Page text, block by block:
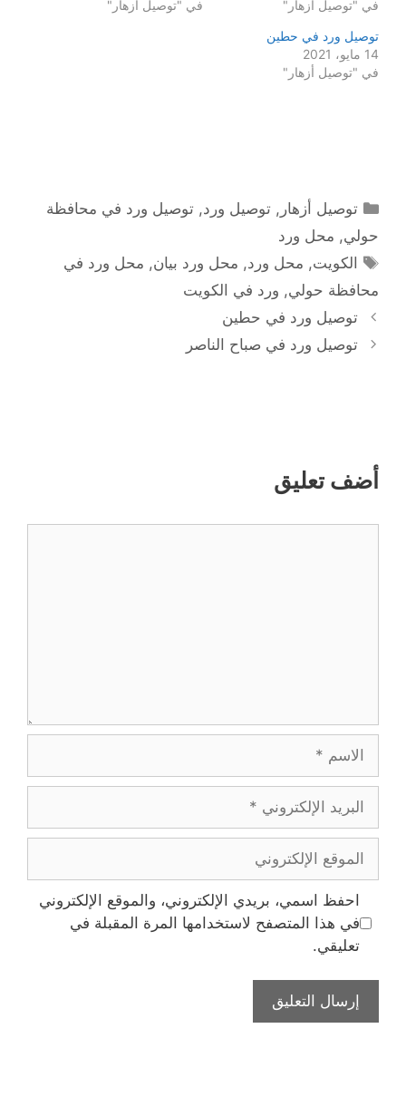
في "توصيل أزهار"
في "توصيل أزهار"
توصيل ورد في حطين
14 مايو، 2021
في "توصيل أزهار"
التصنيفات
توصيل أزهار ,توصيل ورد,توصيل ورد في محافظة
حولي, محل ورد
الوسوم
الكويت, محل ورد, محل ورد بيان, محل ورد في
محافظة حولي, ورد في الكويت
توصيل ورد في حطين
توصيل ورد في صباح الناصر
أضف تعليق
الإلكتروني
الإلكتروني
احفظ اسمي، بريدي الإلكتروني، والموقع الإلكتروني
في هذا المتصفح لاستخدامها المرة المقبلة في
تعليقي.